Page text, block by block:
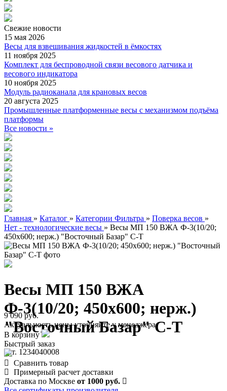
Свежие новости
15 мая 2026
Весы для взвешивания жидкостей в ёмкостях
11 ноября 2025
Комплект для беспроводной связи весового датчика и
весового индикатора
10 ноября 2025
Модуль радиоканала для крановых весов
20 августа 2025
Промышленные платформенные весы с механизмом подъёма
платформы
Все новости »
Главная » Каталог » Категории Фильтра » Поверка весов »
Нет - технологические весы » Весы МП 150 ВЖА Ф-3(10/20;
450х600; нерж.) "Восточный Базар" С-Т
Весы МП 150 ВЖА
Ф-3(10/20; 450х600; нерж.)
"Восточный Базар" С-Т
арт. 1234040008
9 090 руб.
Актуальность цены уточняйте у менеджера
В корзину
Быстрый заказ
Сравнить товар
Примерный расчет доставки
Доставка по Москве от 1000 руб.